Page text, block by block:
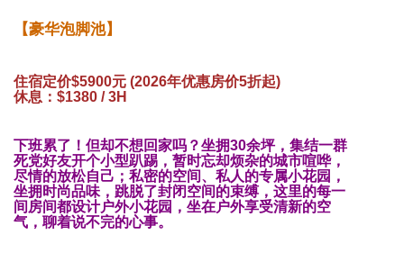
【豪华泡脚池】
住宿定价$5900元 (2026年优惠房价5折起)
休息：$1380 / 3H
下班累了！但却不想回家吗？坐拥30余坪，集结一群
死党好友开个小型趴踢，暂时忘却烦杂的城市喧哗，
尽情的放松自己；私密的空间、私人的专属小花园，
坐拥时尚品味，跳脱了封闭空间的束缚，这里的每一
间房间都设计户外小花园，坐在户外享受清新的空
气，聊着说不完的心事。